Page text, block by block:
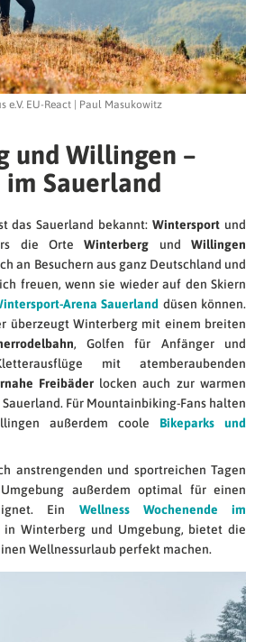
e.V. EU-React | Paul Masukowitz
und Willingen –
Sauerland
das Sauerland bekannt:Wintersport und
die OrteWinterberg undWillingen
an Besuchern aus ganz Deutschland und
freuen, wenn sie wieder auf den Skiern
Arena Sauerland düsen können.
überzeugt Winterberg mit einem breiten
, Golfen für Anfänger und
mit atemberaubenden
Freibäderlocken auch zur warmen
Für Mountainbiking-Fans halten
außerdem coole Bikeparks und
anstrengenden und sportreichen Tagen
außerdem optimal für einen
Ein Wellness Wochenende im
Winterberg und Umgebung, bietet die
Wellnessurlaub perfekt machen.